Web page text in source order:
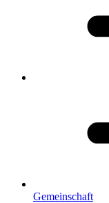
Gemeinschaft